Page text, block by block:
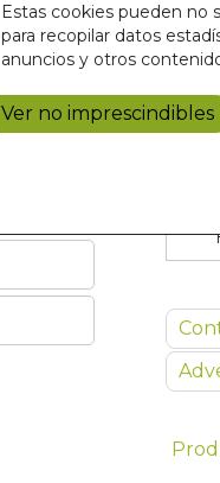
Estas cookies pueden no
para recopilar datos
anuncios y otros
Ver no imprescindibles